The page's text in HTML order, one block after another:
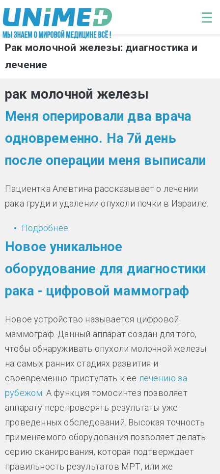
Перейти к основному содержанию
☰
Рак молочной железы: диагностика и
лечение
рак молочной железы
Меня оперировали два врача
одновременно. На 7й день
после операции меня выписали
Пациентка Алевтина рассказывает о лечении
рака груди и удалении опухоли почки в Израиле.
Подробнее
одновременно. На 7й день после
Новое уникальное
оборудование для диагностики
рака - цифровой маммограф
Новое устройство называется цифровой
маммограф. Данный аппарат создан для того,
чтобы обнаруживать опухоли молочной железы
на самых ранних стадиях развития и
своевременно приступать к ее лечению за
рубежом. А функция томосинтез позволяет
аппарату перепроверять результаты уже
проведенных обследований. Высокая точность
применяемого оборудования позволяет делать
серию сканирования, которая подтверждает
правильность результатов МРТ, или же